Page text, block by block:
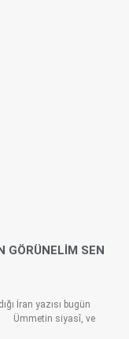
GÖRÜNELIM SEN
İran yazısı bugün
Ümmetin siyasî, ve